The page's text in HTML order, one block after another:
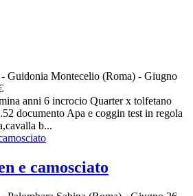
- Guidonia Montecelio (Roma) - Giugno
anni 6 incrocio Quarter x tolfetano
documento Apa e coggin test in regola
b...
e camosciato